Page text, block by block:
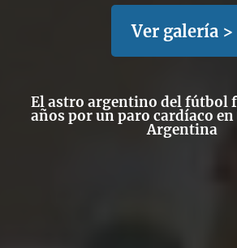
Ver galería >
El astro argentino del fútbol
años por un paro cardíaco en
Argentina